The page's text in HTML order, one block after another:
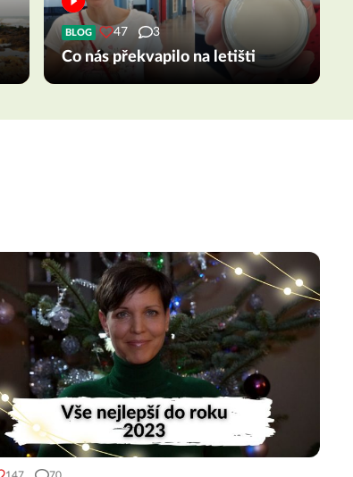
BLOG 47 3
Co nás překvapilo na letišti